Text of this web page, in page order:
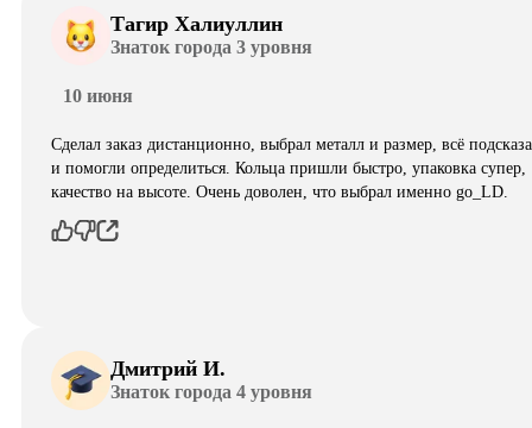
Тагир Халиуллин
Знаток города 3 уровня
10 июня
Сделал заказ дистанционно, выбрал металл и размер, всё
и помогли определиться. Кольца пришли быстро, упаковка супер,
качество на высоте. Очень доволен, что выбрал именно go_LD.
Дмитрий И.
Знаток города 4 уровня